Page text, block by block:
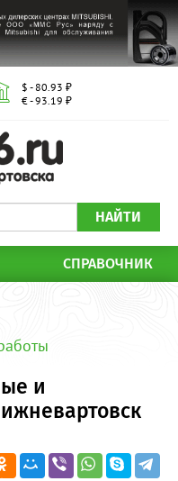
$ - 80.93 ₽
€ - 93.19 ₽
НАЙТИ
СПРАВОЧНИК
и